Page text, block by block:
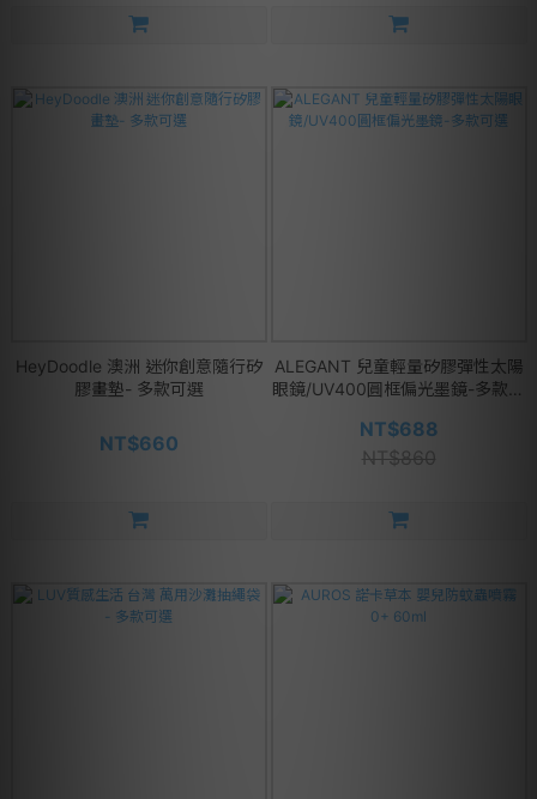
HeyDoodle 澳洲 迷你創意隨行矽
膠畫墊- 多款可選
NT$660
ALEGANT 兒童輕量矽膠彈性太陽
眼鏡/UV400圓框偏光墨鏡-多款可
NT$688
NT$860